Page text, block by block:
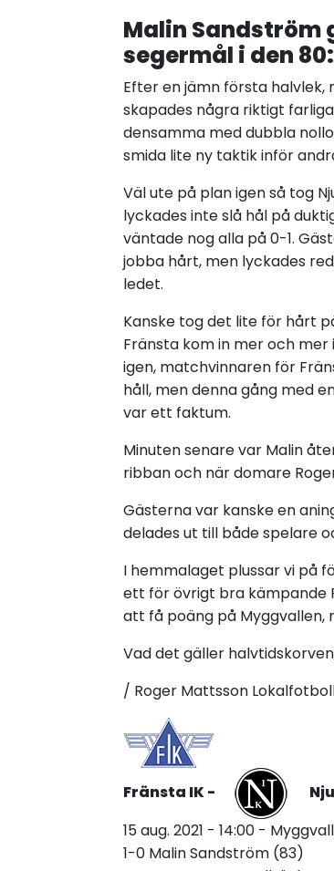
Malin Sandström
segermål i den
Efter en jämn första
skapades några riktigt
densamma med dubbla
smida lite ny taktik inför
Väl ute på plan igen så tog
lyckades inte slå hål på
väntade nog alla på 0-1.
jobba hårt, men lyckades
ledet.
Kanske tog det lite för hårt
Fränsta kom in mer och
igen, matchvinnaren för
håll, men denna gång med
var ett faktum.
Minuten senare var Malin
ribban och när domare
Gästerna var kanske en
delades ut till både spelare
I hemmalaget plussar vi på
ett för övrigt bra kämpande
att få poäng på Myggvallen,
Vad det gäller
/ Roger Mattsson
Fränsta IK -
15 aug. 2021 - 14:00 -
1-0 Malin Sandström (83)